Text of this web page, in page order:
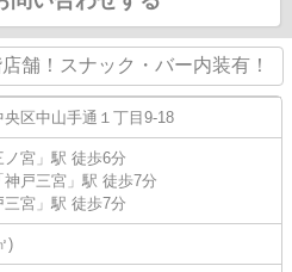
舗！スナック・バー内装有！
央区中山手通 １丁目9-18
ノ宮 」駅 徒歩6分
神戸三宮 」駅 徒歩7分
三宮 」駅 徒歩7分
)